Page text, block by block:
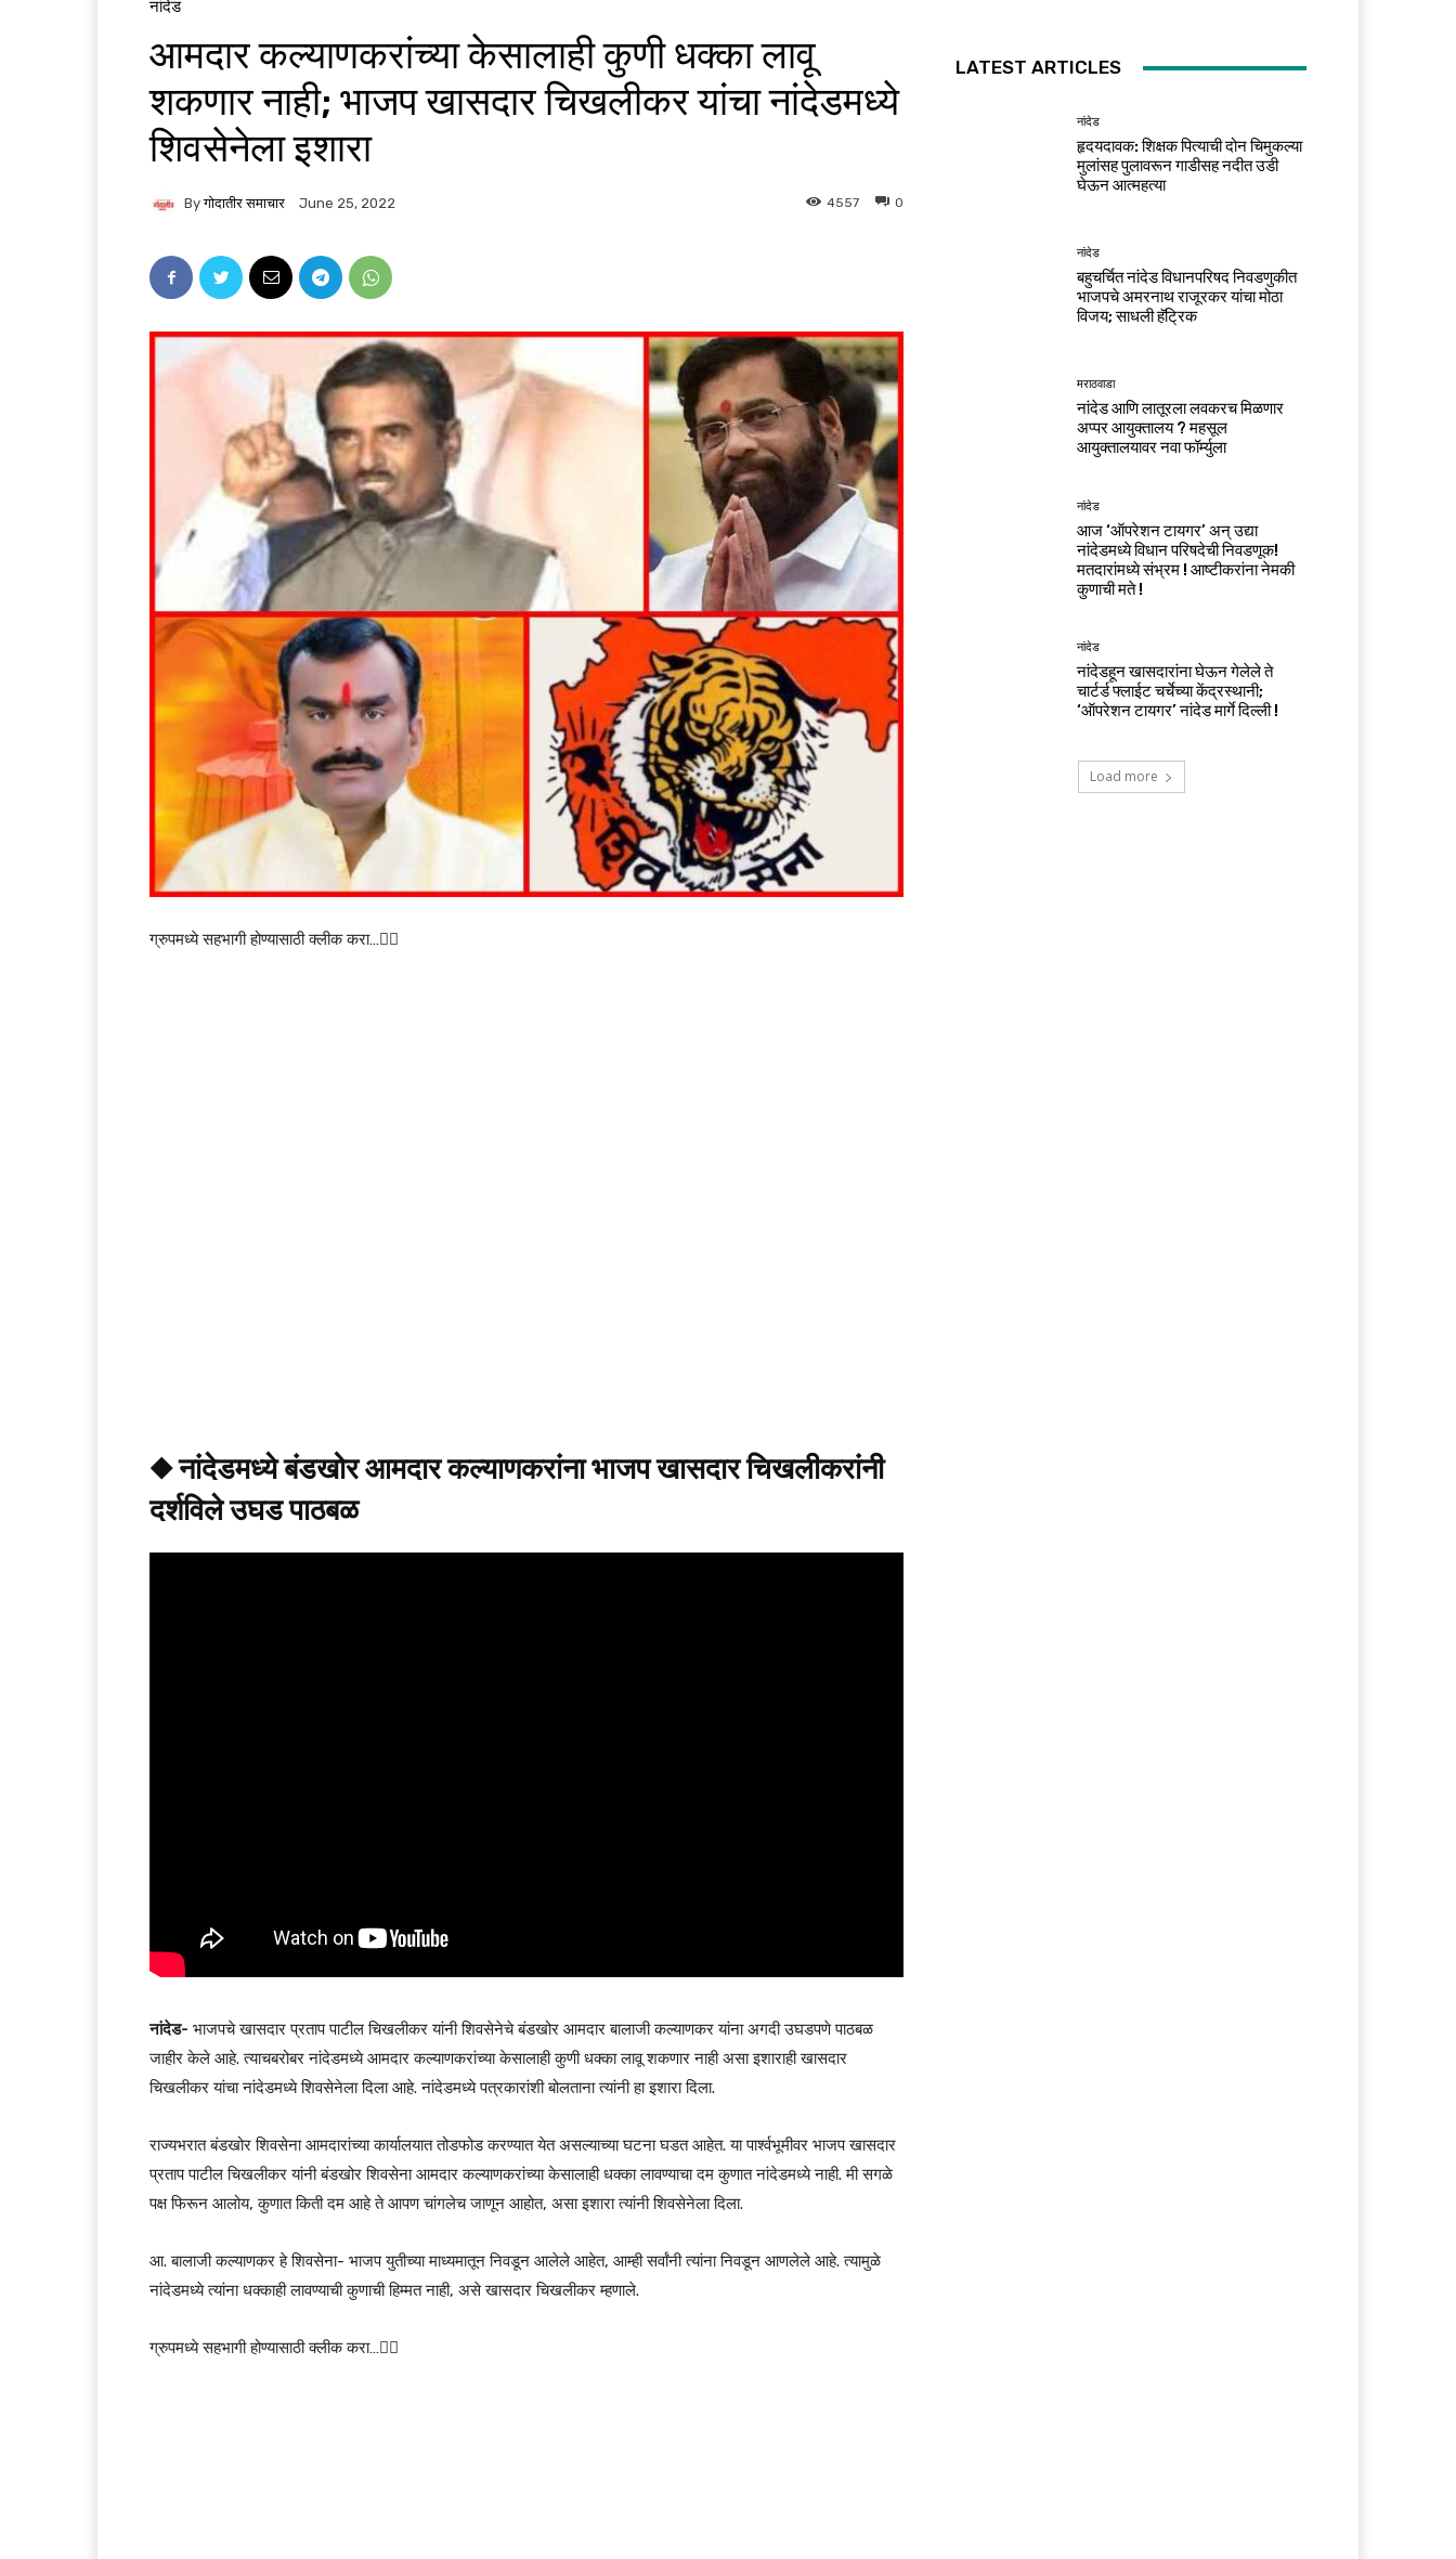
नांदेड
आमदार कल्याणकरांच्या केसालाही कुणी धक्का लावू
शकणार नाही; भाजप खासदार चिखलीकर यांचा नांदेडमध्ये
शिवसेनेला इशारा
By गोदातीर समाचार June 25, 2022 0
4557
ग्रुपमध्ये सहभागी होण्यासाठी क्लीक करा…👆🏻
◆ नांदेडमध्ये बंडखोर आमदार कल्याणकरांना भाजप खासदार चिखलीकरांनी
दर्शविले उघड पाठबळ
नांदेड- भाजपचे खासदार प्रताप पाटील चिखलीकर यांनी शिवसेनेचे बंडखोर आमदार बालाजी कल्याणकर यांना अगदी उघडपणे पाठबळ
जाहीर केले आहे. त्याचबरोबर नांदेडमध्ये आमदार कल्याणकरांच्या केसालाही कुणी धक्का लावू शकणार नाही असा इशाराही खासदार
चिखलीकर यांचा नांदेडमध्ये शिवसेनेला दिला आहे. नांदेडमध्ये पत्रकारांशी बोलताना त्यांनी हा इशारा दिला.
राज्यभरात बंडखोर शिवसेना आमदारांच्या कार्यालयात तोडफोड करण्यात येत असल्याच्या घटना घडत आहेत. या पार्श्वभूमीवर भाजप खासदार
प्रताप पाटील चिखलीकर यांनी बंडखोर शिवसेना आमदार कल्याणकरांच्या केसालाही धक्का लावण्याचा दम कुणात नांदेडमध्ये नाही. मी सगळे
पक्ष फिरून आलोय, कुणात किती दम आहे ते आपण चांगलेच जाणून आहोत, असा इशारा त्यांनी शिवसेनेला दिला.
आ. बालाजी कल्याणकर हे शिवसेना- भाजप युतीच्या माध्यमातून निवडून आलेले आहेत, आम्ही सर्वांनी त्यांना निवडून आणलेले आहे. त्यामुळे
नांदेडमध्ये त्यांना धक्काही लावण्याची कुणाची हिम्मत नाही, असे खासदार चिखलीकर म्हणाले.
ग्रुपमध्ये सहभागी होण्यासाठी क्लीक करा…👆🏻
LATEST ARTICLES
नांदेड
हृदयदावक: शिक्षक पित्याची दोन चिमुकल्या
मुलांसह पुलावरून गाडीसह नदीत उडी
घेऊन आत्महत्या
नांदेड
बहुचर्चित नांदेड विधानपरिषद निवडणुकीत
भाजपचे अमरनाथ राजूरकर यांचा मोठा
विजय; साधली हॅट्रिक
मराठवाडा
नांदेड आणि लातूरला लवकरच मिळणार
अप्पर आयुक्तालय ? महसूल
आयुक्तालयावर नवा फॉर्म्युला
नांदेड
आज ‘ऑपरेशन टायगर’ अन् उद्या
नांदेडमध्ये विधान परिषदेची निवडणूक!
मतदारांमध्ये संभ्रम ! आष्टीकरांना नेमकी
कुणाची मते !
नांदेड
नांदेडहून खासदारांना घेऊन गेलेले ते
चार्टर्ड फ्लाईट चर्चेच्या केंद्रस्थानी;
‘ऑपरेशन टायगर’ नांदेड मार्गे दिल्ली !
Load more